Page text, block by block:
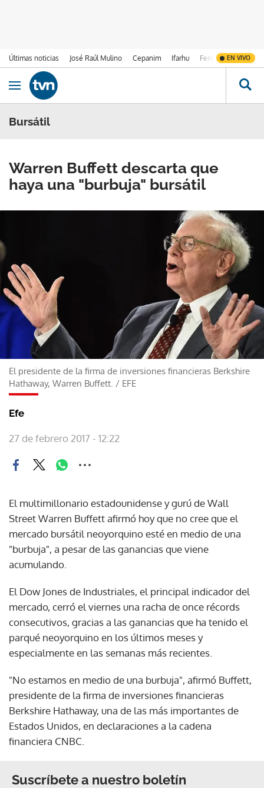
Últimas noticias José Raúl Mulino Cepanim Ifarhu Fenómeno de El
EN VIVO
Ir al contenido
Obrir navegació
Bursátil
Warren Buffett descarta que
haya una "burbuja" bursátil
El presidente de la firma de inversiones financieras Berkshire
Hathaway, Warren Buffett. / EFE
Efe
27 de febrero 2017 - 12:22
El multimillonario estadounidense y gurú de Wall
Street Warren Buffett afirmó hoy que no cree que el
mercado bursátil neoyorquino esté en medio de una
"burbuja", a pesar de las ganancias que viene
acumulando.
El Dow Jones de Industriales, el principal indicador del
mercado, cerró el viernes una racha de once récords
consecutivos, gracias a las ganancias que ha tenido el
parqué neoyorquino en los últimos meses y
especialmente en las semanas más recientes.
"No estamos en medio de una burbuja", afirmó Buffett,
presidente de la firma de inversiones financieras
Berkshire Hathaway, una de las más importantes de
Estados Unidos, en declaraciones a la cadena
financiera CNBC.
Suscríbete a nuestro boletín